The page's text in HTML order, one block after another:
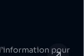
pour